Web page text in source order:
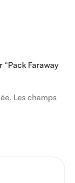
“Pack Faraway
Les champs